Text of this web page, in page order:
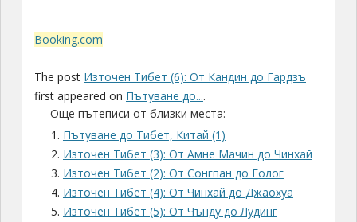
Booking.com
The post Източен Тибет (6): От Кандин до Гардзъ
first appeared on Пътуване до....
Още пътеписи от близки места:
Пътуване до Тибет, Китай (1)
Източен Тибет (3): От Амне Мачин до Чинхай
Източен Тибет (2): От Сонгпан до Голог
Източен Тибет (4): От Чинхай до Джаохуа
Източен Тибет (5): От Чънду до Лудинг